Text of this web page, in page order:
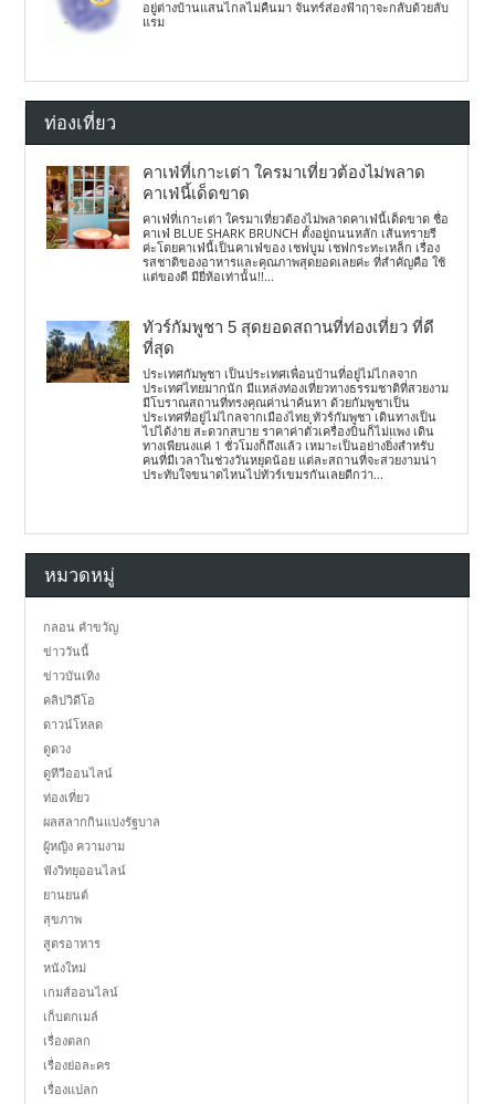
อยู่ต่างบ้านแสนไกลไม่คืนมา จันทร์ส่องฟ้าฤาจะกลับด้วยลับ
แรม
ท่องเที่ยว
คาเฟ่ที่เกาะเต่า ใครมาเที่ยวต้องไม่พลาด
คาเฟ่นี้เด็ดขาด
คาเฟ่ที่เกาะเต่า ใครมาเที่ยวต้องไม่พลาดคาเฟ่นี้เด็ดขาด ชื่อ
คาเฟ่ BLUE SHARK BRUNCH ตั้งอยู่ถนนหลัก เส้นทรายรี
ค่ะโดยคาเฟ่นี้เป็นคาเฟ่ของ เชฟบูม เชฟกระทะเหล็ก เรื่อง
รสชาติของอาหารและคุณภาพสุดยอดเลยค่ะ ที่สำคัญคือ ใช้
แต่ของดี มียี่ห้อเท่านั้น!!...
ทัวร์กัมพูชา 5 สุดยอดสถานที่ท่องเที่ยว ที่ดี
ที่สุด
ประเทศกัมพูชา เป็นประเทศเพื่อนบ้านที่อยู่ไม่ไกลจาก
ประเทศไทยมากนัก มีแหล่งท่องเที่ยวทางธรรมชาติที่สวยงาม
มีโบราณสถานที่ทรงคุณค่าน่าค้นหา ด้วยกัมพูชาเป็น
ประเทศที่อยู่ไม่ไกลจากเมืองไทย ทัวร์กัมพูชา เดินทางเป็น
ไปได้ง่าย สะดวกสบาย ราคาค่าตั๋วเครื่องบินก็ไม่แพง เดิน
ทางเพียนงแค่ 1 ชั่วโมงก็ถึงแล้ว เหมาะเป็นอย่างยิ่งสำหรับ
คนที่มีเวลาในช่วงวันหยุดน้อย แต่ละสถานที่จะสวยงามน่า
ประทับใจขนาดไหนไปทัวร์เขมรกันเลยดีกว่า...
หมวดหมู่
กลอน คำขวัญ
ข่าววันนี้
ข่าวบันเทิง
คลิปวิดีโอ
ดาวน์โหลด
ดูดวง
ดูทีวีออนไลน์
ท่องเที่ยว
ผลสลากกินแบ่งรัฐบาล
ผู้หญิง ความงาม
ฟังวิทยุออนไลน์
ยานยนต์
สุขภาพ
สูตรอาหาร
หนังใหม่
เกมส์ออนไลน์
เก็บตกเมล์
เรื่องตลก
เรื่องย่อละคร
เรื่องแปลก